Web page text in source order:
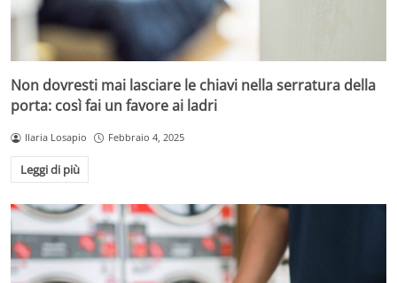
Non dovresti mai lasciare le chiavi nella serratura della
porta: così fai un favore ai ladri
Ilaria Losapio Febbraio 4, 2025
Leggi di più